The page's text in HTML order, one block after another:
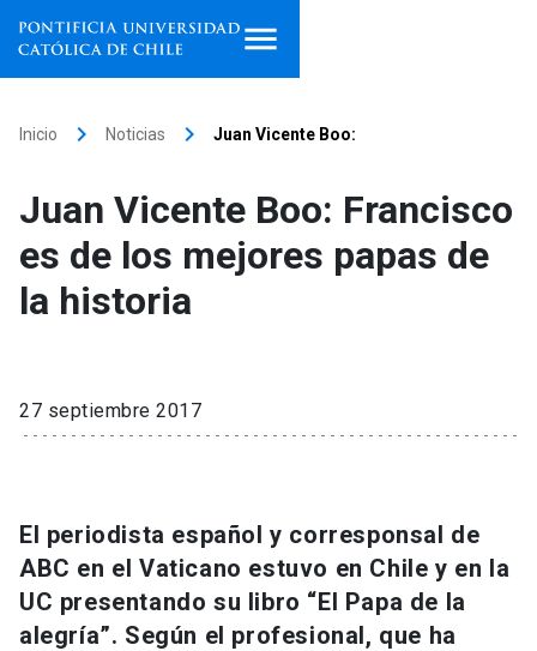
Facultades, escuelas e
institutos
Investigación
Extensión
Universidad
Información para keyboard_arrow_down
Inicio keyboard_arrow_right Noticias keyboard_arrow_right Juan Vicente Boo:
Juan Vicente Boo: Francisco
es de los mejores papas de
la historia
27 septiembre 2017
El periodista español y corresponsal de
ABC en el Vaticano estuvo en Chile y en la
UC presentando su libro “El Papa de la
alegría”. Según el profesional, que ha